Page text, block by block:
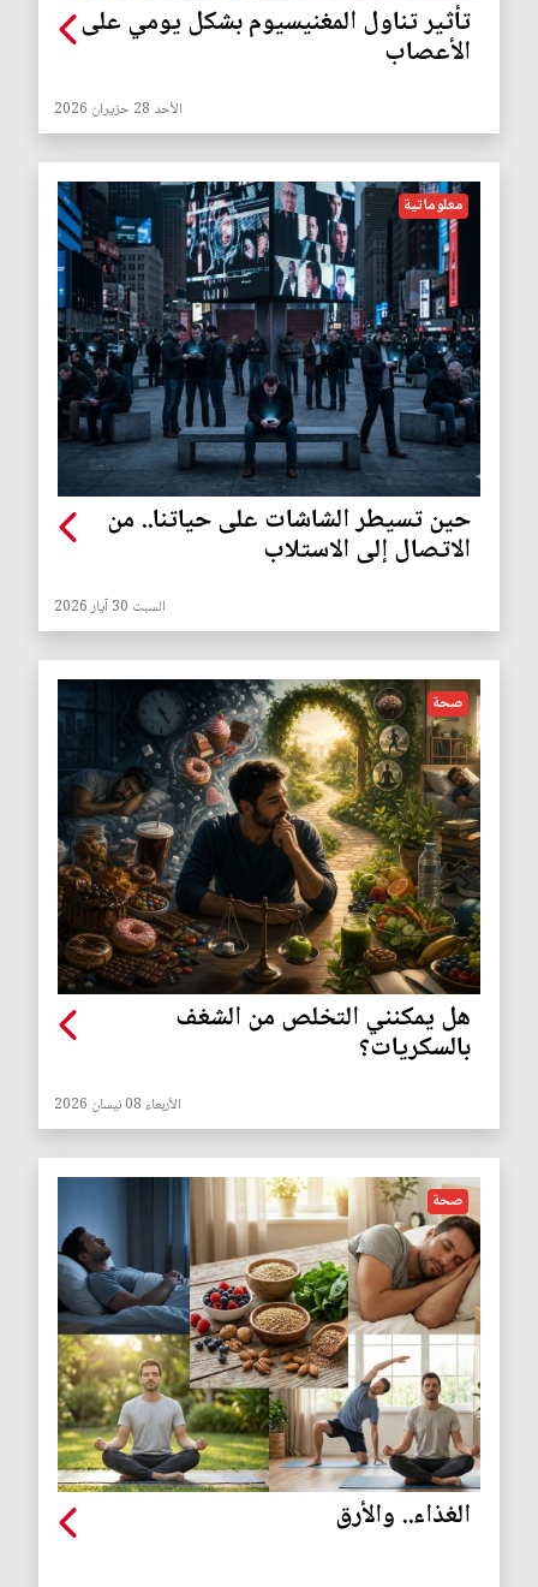
تأثير تناول المغنيسيوم بشكل يومي على
الأعصاب
الأحد 28 حزيران 2026
معلوماتية
حين تسيطر الشاشات على حياتنا.. من
الاتصال إلى الاستلاب
السبت 30 آيار 2026
صحة
هل يمكنني التخلص من الشغف
بالسكريات؟
الأربعاء 08 نيسان 2026
صحة
الغذاء.. والأرق